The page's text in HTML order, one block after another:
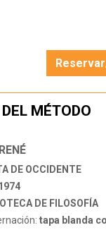
MÉTODO
DE OCCIDENTE
DE FILOSOFÍA
tapa blanda